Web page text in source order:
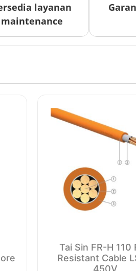
layanan
maintenance
Tai Sin FR-H 110
Resistant Cable